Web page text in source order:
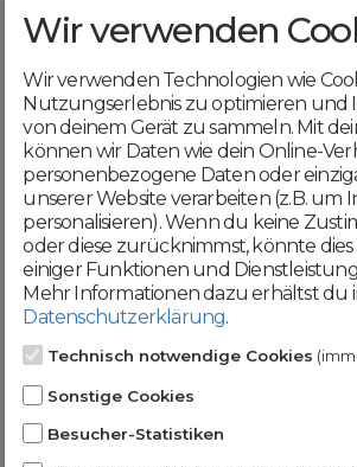
E-Mail
Mit deiner Registrierung
dass du dieAGBund
Datenschutzerklärung
Weiter
Werde jetzt Teil der
DomainCatcher-
Community!
Wir verwenden
Wir verwenden Technologien wie
Nutzungserlebnis zu optimieren und
von deinem Gerät zu sammeln. Mit
können wir Daten wie dein Online-
personenbezogene Daten oder
unserer Website verarbeiten (z.B. um
personalisieren). Wenn du keine
oder diese zurücknimmst, könnte
einiger Funktionen und
Mehr Informationen dazu erhältst du
Datenschutzerklärung.
Technisch notwendige Cookies
Sonstige Cookies
Besucher-Statistiken